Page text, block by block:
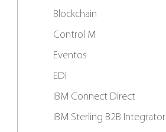
Blockchain
Control M
Eventos
EDI
IBM Connect Direct
IBM Sterling B2B Integrator